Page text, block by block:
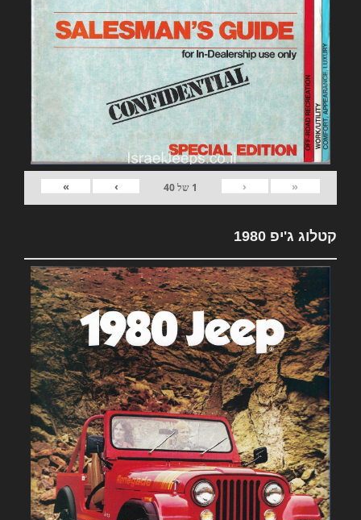
«
‹
1 של40
›
»
קטלוג ג'יפ 1980